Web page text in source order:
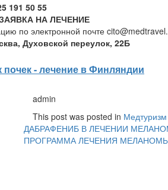
191 50 55
НА ЛЕЧЕНИЕ
по электронной почте
Духовской переулок, 22Б
почек - лечение в Финляндии
admin
This post was posted in Медтуризм
ДАБРАФЕНИБ В ЛЕЧЕНИИ
ПРОГРАММА ЛЕЧЕНИЯ